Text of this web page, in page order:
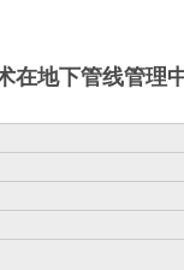
在地下管线管理